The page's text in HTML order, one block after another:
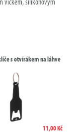
s otvírákem na láhve
11,00 Kč